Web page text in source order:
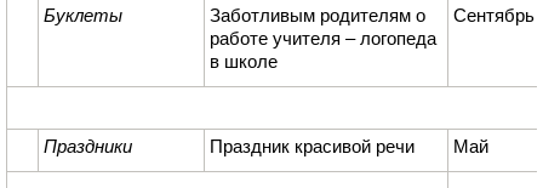
Буклеты
Заботливым родителям о
работе учителя – логопеда
в школе
Сентябрь
Праздники Праздник красивой речи Май